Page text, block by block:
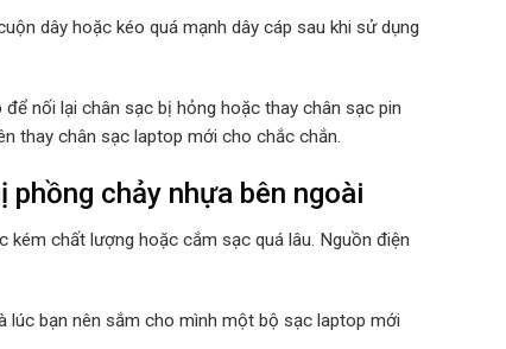
dây hoặc kéo quá mạnh dây cáp sau khi sử dụng
nối lại chân sạc bị hỏng hoặc thay chân sạc pin
thay chân sạc laptop mới cho chắc chắn.
chảy nhựa bên ngoài
kém chất lượng hoặc cắm sạc quá lâu. Nguồn điện
lúc bạn nên sắm cho mình một bộ sạc laptop mới